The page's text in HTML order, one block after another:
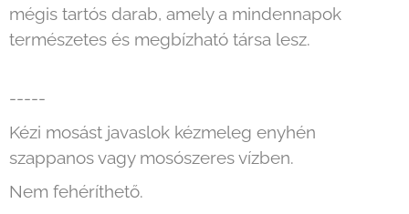
mégis tartós darab, amely a mindennapok
természetes és megbízható társa lesz.
-----
Kézi mosást javaslok kézmeleg enyhén
szappanos vagy mosószeres vízben.
Nem fehéríthető.